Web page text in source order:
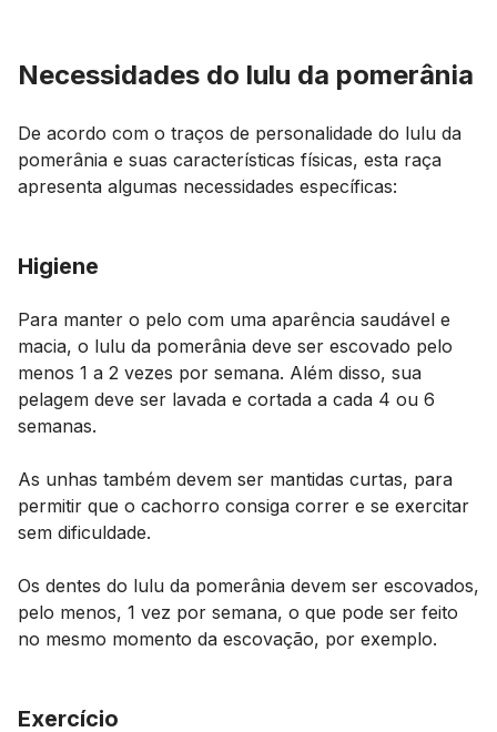
Necessidades do lulu da pomerânia
De acordo com o traços de personalidade do lulu da
pomerânia e suas características físicas, esta raça
apresenta algumas necessidades específicas:
Higiene
Para manter o pelo com uma aparência saudável e
macia, o lulu da pomerânia deve ser escovado pelo
menos 1 a 2 vezes por semana. Além disso, sua
pelagem deve ser lavada e cortada a cada 4 ou 6
semanas.
As unhas também devem ser mantidas curtas, para
permitir que o cachorro consiga correr e se exercitar
sem dificuldade.
Os dentes do lulu da pomerânia devem ser escovados,
pelo menos, 1 vez por semana, o que pode ser feito
no mesmo momento da escovação, por exemplo.
Exercício